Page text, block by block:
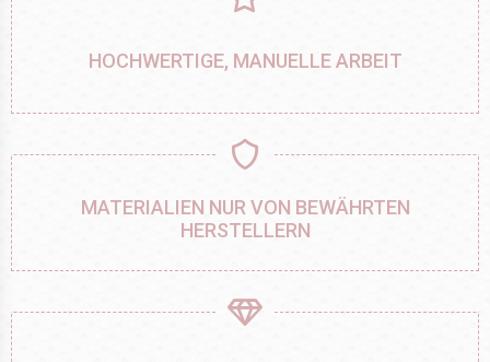
HOCHWERTIGE, MANUELLE ARBEIT
MATERIALIEN NUR VON BEWÄHRTEN
HERSTELLERN